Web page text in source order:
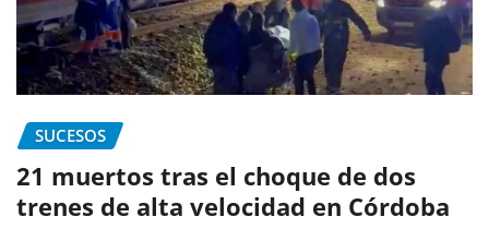
SUCESOS
21 muertos tras el choque de dos
trenes de alta velocidad en Córdoba